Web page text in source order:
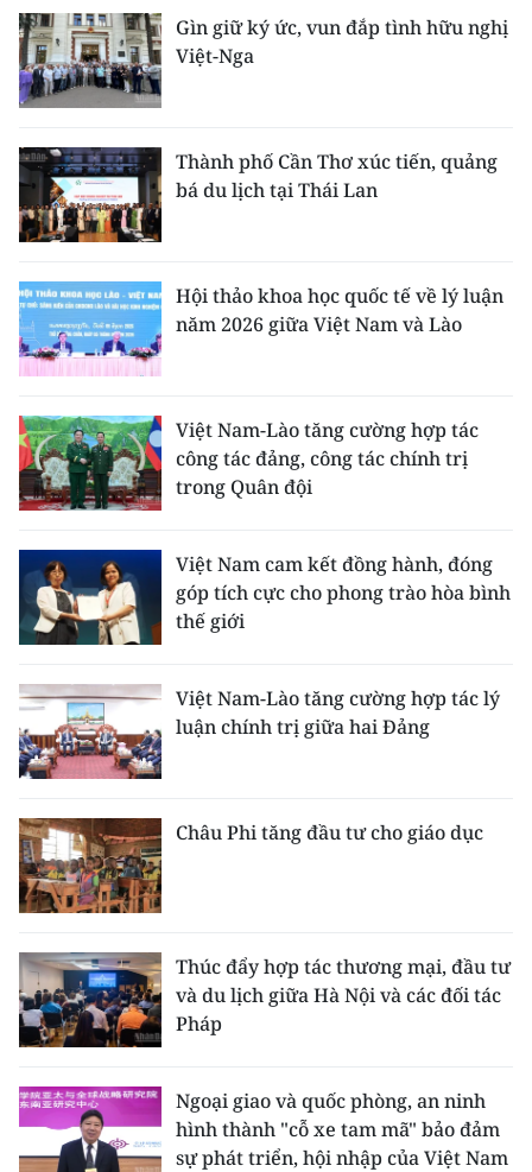
ENGLISH
中文
РУССКИЙ
ESPAÑOL
한국어
Gìn giữ ký ức, vun đắp tình hữu nghị
Việt-Nga
Thành phố Cần Thơ xúc tiến, quảng
bá du lịch tại Thái Lan
Hội thảo khoa học quốc tế về lý luận
năm 2026 giữa Việt Nam và Lào
Việt Nam-Lào tăng cường hợp tác
công tác đảng, công tác chính trị
trong Quân đội
Việt Nam cam kết đồng hành, đóng
góp tích cực cho phong trào hòa bình
thế giới
Việt Nam-Lào tăng cường hợp tác lý
luận chính trị giữa hai Đảng
Châu Phi tăng đầu tư cho giáo dục
Thúc đẩy hợp tác thương mại, đầu tư
và du lịch giữa Hà Nội và các đối tác
Pháp
Ngoại giao và quốc phòng, an ninh
hình thành "cỗ xe tam mã" bảo đảm
sự phát triển, hội nhập của Việt Nam